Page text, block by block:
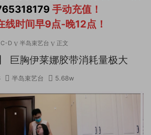
手动充值！
线时间早9点-晚12点！
D 半岛束艺台 正文
巨胸伊莱娜胶带消耗量极大
半岛束艺台 5.68w